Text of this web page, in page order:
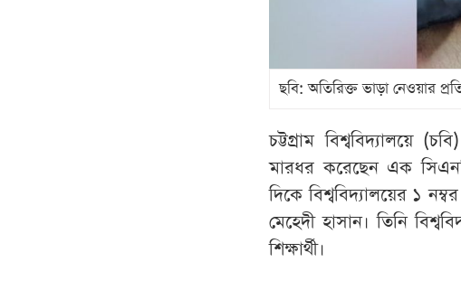
ছবি: অতিরিক্ত ভাড়া নেওয়ার
চট্টগ্রাম বিশ্ববিদ্যালয়ে
মারধর করেছেন এক
দিকে বিশ্ববিদ্যালয়ের ১
মেহেদী হাসান। তিনি
শিক্ষার্থী।